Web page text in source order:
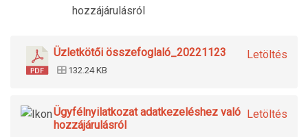
hozzájárulásról
Letöltés
Üzletkötői összefoglaló_20221123
132.24 KB
Letöltés
Ügyfélnyilatkozat adatkezeléshez való
hozzájárulásról